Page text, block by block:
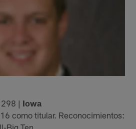
| Iowa
como titular. Reconocimientos: